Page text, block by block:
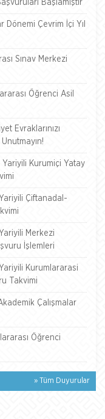
Başlamıştır
Dönemi Çevrim İçi Yıl
Sınav Merkezi
Öğrenci Asil
Evraklarınızı
Kurumiçi Yatay
Çiftanadal-
Merkezi
İşlemleri
Kurumlararasi
Takvimi
Çalışmalar
Öğrenci
» Tüm Duyurular